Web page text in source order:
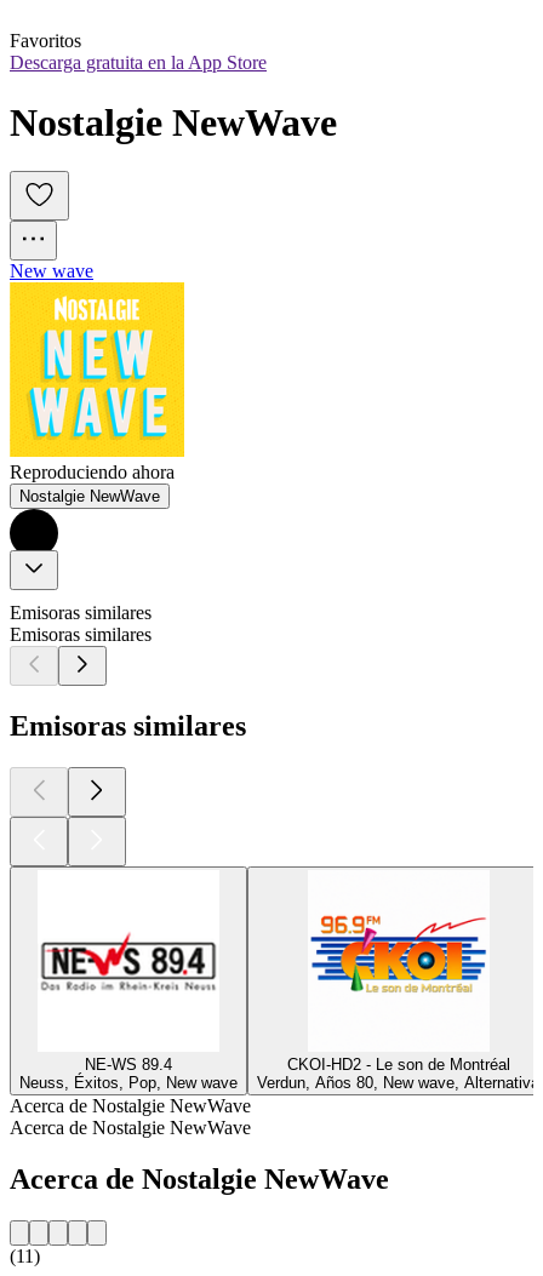
Favoritos
Descarga gratuita en la App Store
Nostalgie NewWave
New wave
Reproduciendo ahora
Nostalgie NewWave
Emisoras similares
Emisoras similares
Emisoras similares
NE-WS 89.4
Neuss, Éxitos, Pop, New wave
CKOI-HD2 - Le son de Montréal
Verdun, Años 80, New wave, Alternativa
Acerca de Nostalgie NewWave
Acerca de Nostalgie NewWave
Acerca de Nostalgie NewWave
(11)